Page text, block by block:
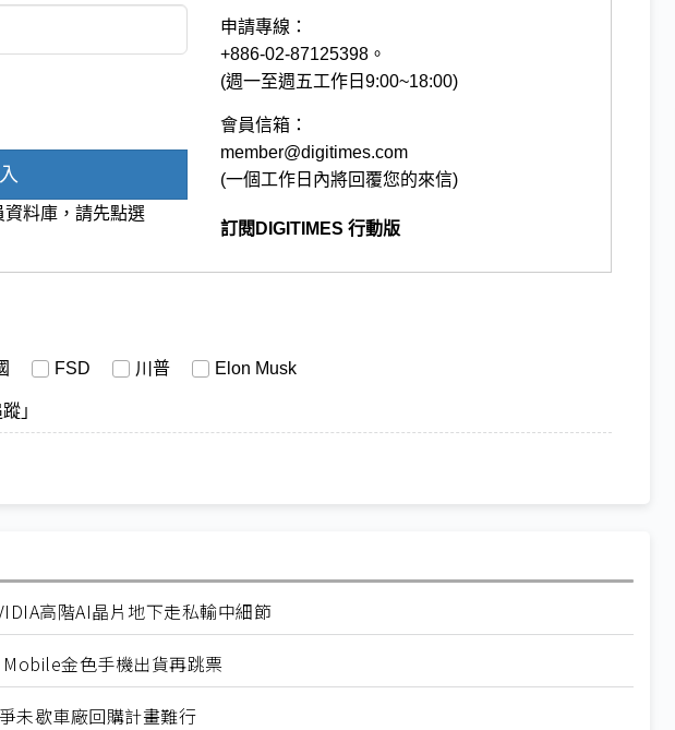
料庫，請先點選
申請專線：
+886-02-87125398。
(週一至週五工作日9:00~18:00)
會員信箱：
member@digitimes.com
(一個工作日內將回覆您的來信)
訂閱DIGITIMES 行動版
FSD 川普 Elon Musk
」
高階AI晶片地下走私輸中細節
金色手機出貨再跳票
未歇車廠回購計畫難行